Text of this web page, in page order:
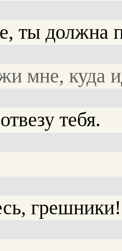
ты должна
мне, куда
тебя.
грешники!